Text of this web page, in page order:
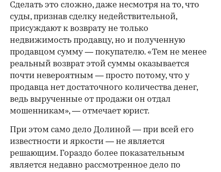
Сделать это сложно, даже несмотря на то, что
суды, признав сделку недействительной,
присуждают к возврату не только
недвижимость продавцу, но и полученную
продавцом сумму — покупателю. «Тем не менее
реальный возврат этой суммы оказывается
почти невероятным — просто потому, что у
продавца нет достаточного количества денег,
ведь вырученные от продажи он отдал
мошенникам», — отмечает юрист.
При этом само дело Долиной — при всей его
известности и яркости — не является
решающим. Гораздо более показательным
является недавно рассмотренное дело по